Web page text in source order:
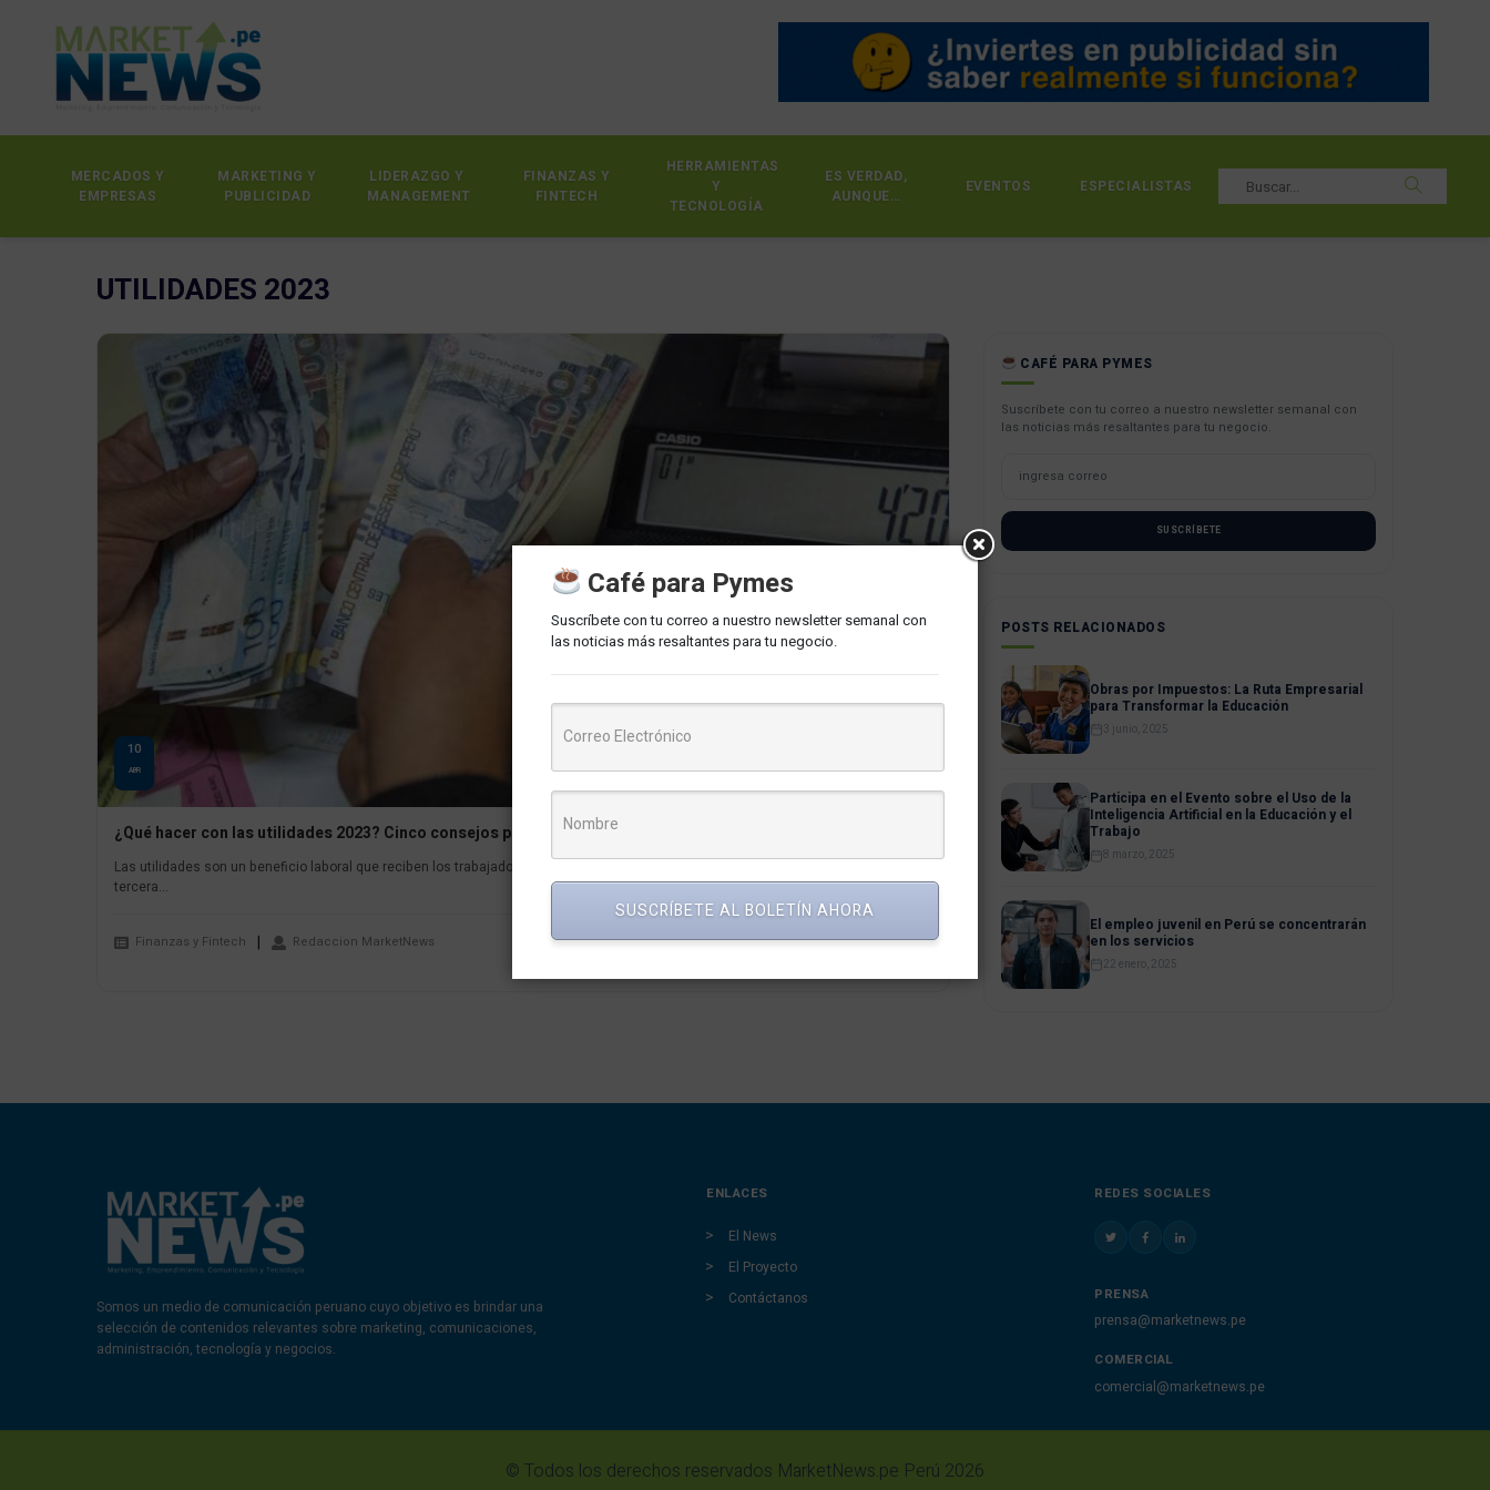
MERCADOS Y
EMPRESAS
MARKETING Y
PUBLICIDAD
LIDERAZGO Y
MANAGEMENT
FINANZAS Y
FINTECH
HERRAMIENTAS
Y
TECNOLOGÍA
ES VERDAD,
AUNQUE…
EVENTOS ESPECIALISTAS
UTILIDADES 2023
10
ABR
¿Qué hacer con las utilidades 2023? Cinco consejos para aprovechar ese dinero extra
Las utilidades son un beneficio laboral que reciben los trabajadores que pertenecen a empresas privadas que generan rentas de
tercera...
Finanzas y Fintech Redaccion MarketNews
CAFÉ PARA PYMES
Suscríbete con tu correo a nuestro newsletter semanal con
las noticias más resaltantes para tu negocio.
SUSCRÍBETE
POSTS RELACIONADOS
Obras por Impuestos: La Ruta Empresarial
para Transformar la Educación
3 junio, 2025
Participa en el Evento sobre el Uso de la
Inteligencia Artificial en la Educación y el
Trabajo
8 marzo, 2025
El empleo juvenil en Perú se concentrarán
en los servicios
22 enero, 2025
Somos un medio de comunicación peruano cuyo objetivo es brindar una
selección de contenidos relevantes sobre marketing, comunicaciones,
administración, tecnología y negocios.
ENLACES
El News
El Proyecto
Contáctanos
REDES SOCIALES
PRENSA
prensa@marketnews.pe
COMERCIAL
comercial@marketnews.pe
© Todos los derechos reservados MarketNews.pe Perú 2026
Café para Pymes
Suscríbete con tu correo a nuestro newsletter semanal con
las noticias más resaltantes para tu negocio.
SUSCRÍBETE AL BOLETÍN AHORA